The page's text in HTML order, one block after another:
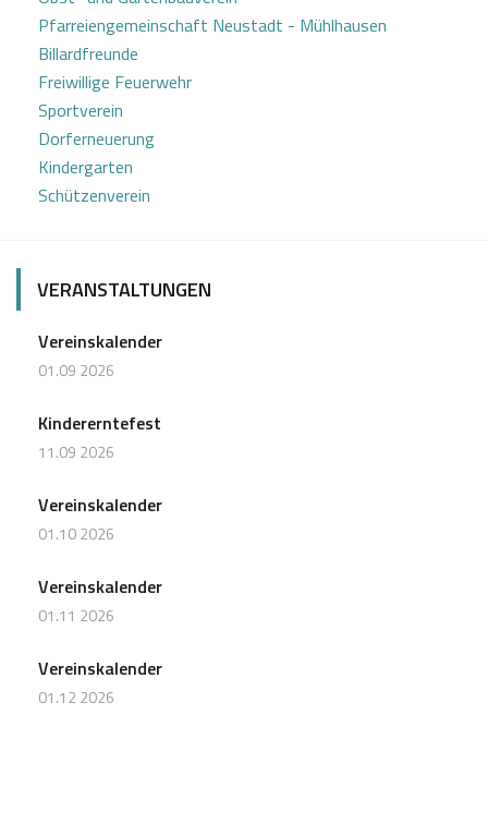
Pfarreiengemeinschaft Neustadt - Mühlhausen
Billardfreunde
Freiwillige Feuerwehr
Sportverein
Dorferneuerung
Kindergarten
Schützenverein
VERANSTALTUNGEN
Vereinskalender
01.09 2026
Kindererntefest
11.09 2026
Vereinskalender
01.10 2026
Vereinskalender
01.11 2026
Vereinskalender
01.12 2026